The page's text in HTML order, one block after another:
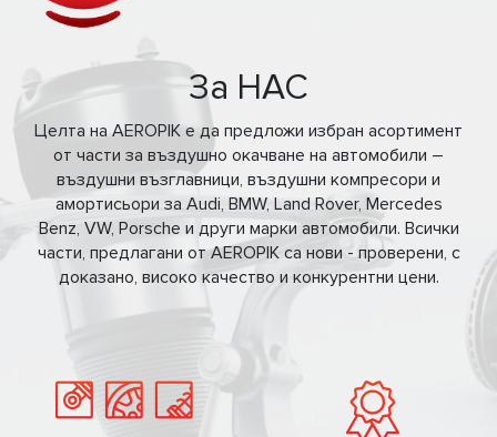
За НАС
Целта на AEROPIK е да предложи избран асортимент
от части за въздушно окачване на автомобили –
въздушни възглавници, въздушни компресори и
амортисьори за Audi, BMW, Land Rover, Mercedes
Benz, VW, Porsche и други марки автомобили. Всички
части, предлагани от AEROPIK са нови - проверени, с
доказано, високо качество и конкурентни цени.